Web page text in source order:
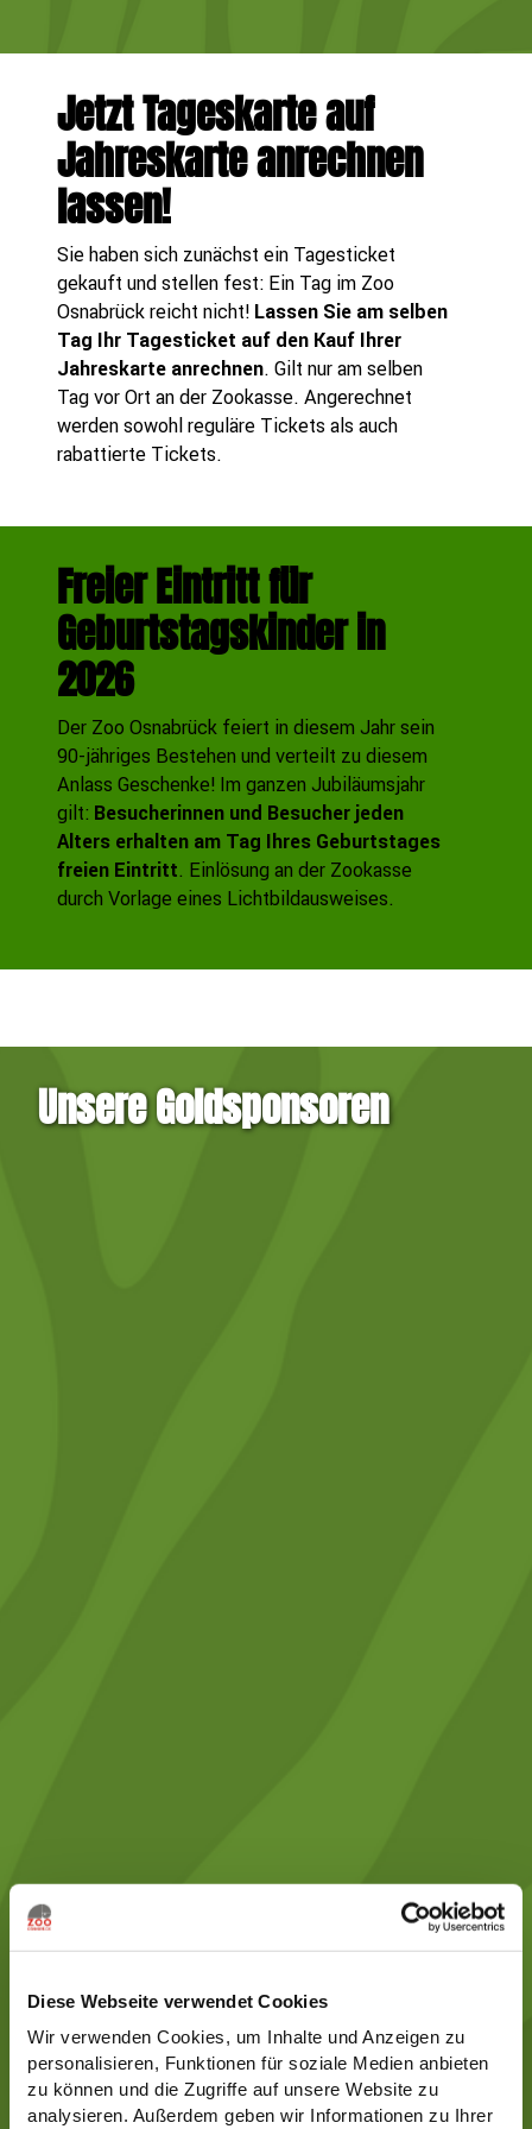
Diese Webseite verwendet Cookies
Wir verwenden Cookies, um Inhalte und Anzeigen zu
personalisieren, Funktionen für soziale Medien anbieten
zu können und die Zugriffe auf unsere Website zu
analysieren. Außerdem geben wir Informationen zu Ihrer
Jetzt Tageskarte auf
Jahreskarte anrechnen
lassen!
Sie haben sich zunächst ein Tagesticket
gekauft und stellen fest: Ein Tag im Zoo
Osnabrück reicht nicht! Lassen Sie am selben
Tag Ihr Tagesticket auf den Kauf Ihrer
Jahreskarte anrechnen. Gilt nur am selben
Tag vor Ort an der Zookasse. Angerechnet
werden sowohl reguläre Tickets als auch
rabattierte Tickets.
Freier Eintritt für
Geburtstagskinder in
2026
Der Zoo Osnabrück feiert in diesem Jahr sein
90-jähriges Bestehen und verteilt zu diesem
Anlass Geschenke! Im ganzen Jubiläumsjahr
gilt: Besucherinnen und Besucher jeden
Alters erhalten am Tag Ihres Geburtstages
freien Eintritt. Einlösung an der Zookasse
durch Vorlage eines Lichtbildausweises.
Unsere Goldsponsoren